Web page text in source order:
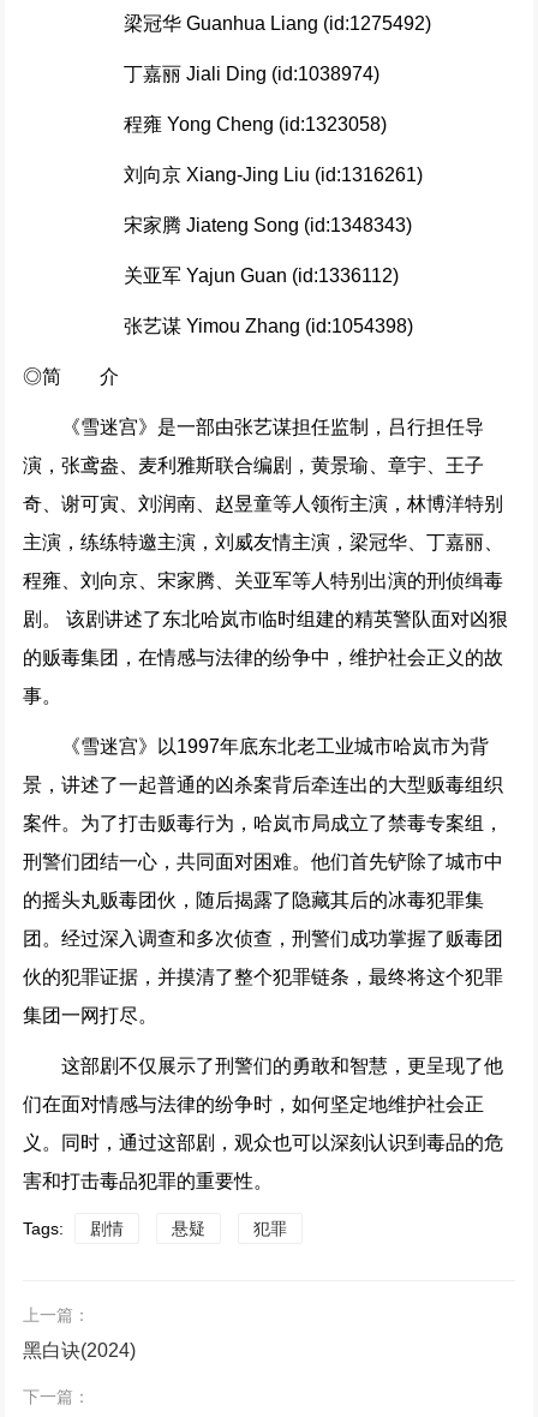
梁冠华 Guanhua Liang (id:1275492)
丁嘉丽 Jiali Ding (id:1038974)
程雍 Yong Cheng (id:1323058)
刘向京 Xiang-Jing Liu (id:1316261)
宋家腾 Jiateng Song (id:1348343)
关亚军 Yajun Guan (id:1336112)
张艺谋 Yimou Zhang (id:1054398)
◎简 介
《雪迷宫》是一部由张艺谋担任监制，吕行担任导
演，张鸢盎、麦利雅斯联合编剧，黄景瑜、章宇、王子
奇、谢可寅、刘润南、赵昱童等人领衔主演，林博洋特别
主演，练练特邀主演，刘威友情主演，梁冠华、丁嘉丽、
程雍、刘向京、宋家腾、关亚军等人特别出演的刑侦缉毒
剧。 该剧讲述了东北哈岚市临时组建的精英警队面对凶狠
的贩毒集团，在情感与法律的纷争中，维护社会正义的故
事。
《雪迷宫》以1997年底东北老工业城市哈岚市为背
景，讲述了一起普通的凶杀案背后牵连出的大型贩毒组织
案件。为了打击贩毒行为，哈岚市局成立了禁毒专案组，
刑警们团结一心，共同面对困难。他们首先铲除了城市中
的摇头丸贩毒团伙，随后揭露了隐藏其后的冰毒犯罪集
团。经过深入调查和多次侦查，刑警们成功掌握了贩毒团
伙的犯罪证据，并摸清了整个犯罪链条，最终将这个犯罪
集团一网打尽。
这部剧不仅展示了刑警们的勇敢和智慧，更呈现了他
们在面对情感与法律的纷争时，如何坚定地维护社会正
义。同时，通过这部剧，观众也可以深刻认识到毒品的危
害和打击毒品犯罪的重要性。
Tags: 剧情 悬疑 犯罪
上一篇：
黑白诀(2024)
下一篇：